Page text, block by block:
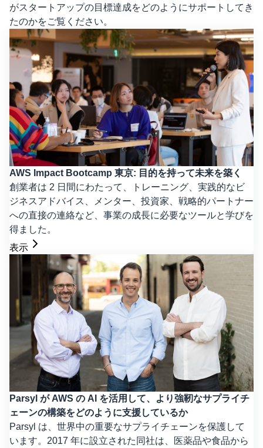
がスタートアップの目標達成をどのようにサポートしてき
たのかをご覧ください。
AWS Impact Bootcamp 東京: 目的を持って未来を築く
創業者は 2 日間にわたって、トレーニング、実践的なビ
ジネスアドバイス、メンター、投資家、戦略的パートナー
への直接の連絡など、事業の成長に必要なツールと学びを
得ました。
表示
Parsyl が AWS の AI を活用して、より強靭なサプライチ
ェーンの構築をどのように支援しているか
Parsyl は、世界中の重要なサプライチェーンを保護して
います。2017 年に設立された同社は、医薬品や食品から